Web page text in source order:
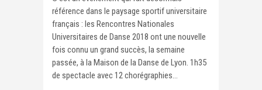
référence dans le paysage sportif universitaire
français : les Rencontres Nationales
Universitaires de Danse 2018 ont une nouvelle
fois connu un grand succès, la semaine
passée, à la Maison de la Danse de Lyon. 1h35
de spectacle avec 12 chorégraphies...